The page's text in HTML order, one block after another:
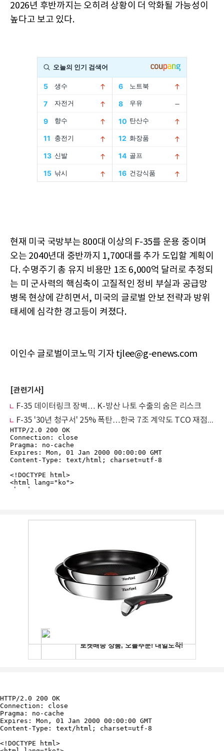
2026년 후반까지는 오히려 상황이 더 악화될 가능성이
높다고 보고 있다.
현재 미국 국방부는 800대 이상의 F-35를 운용 중이며
오는 2040년대 중반까지 1,700대를 추가 도입할 계획이
다. 수명주기 총 유지 비용만 1조 6,000억 달러로 추정되
는 미 군사력의 핵심축이 고질적인 정비 부실과 공급망
병목 현상에 갇히면서, 미국의 글로벌 안보 전략과 방위
태세에 심각한 경고등이 켜졌다.
이인수 글로벌이코노믹 기자 tjlee@g-enews.com
[관련기사]
F-35 데이터링크 장벽… K-방산 나토 수출의 숨은 리스크
F-35 '30년 청구서' 25% 폭탄…한국 7조 계약도 TCO 재점검 불가피